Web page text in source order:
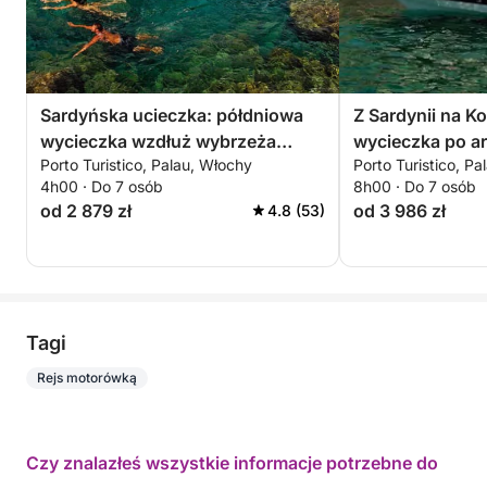
Sardyńska ucieczka: półdniowa
wycieczka wzdłuż wybrzeża
Palau
Porto Turistico, Palau, Włochy
4h00 · Do 7 osób
od 2 879 zł 4.8 (53)
Z Sardynii na
wycieczka po
wyspach
Porto Turistico,
8h00 · Do 7 osób
od 3 986 zł
Tagi
Rejs motorówką
Czy znalazłeś wszystkie informacje potrzebne do